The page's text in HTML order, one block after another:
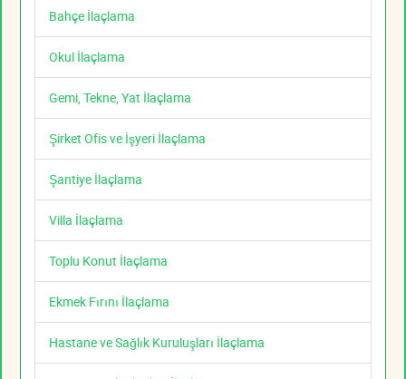
Bahçe İlaçlama
Okul İlaçlama
Gemi, Tekne, Yat İlaçlama
Şirket Ofis ve İşyeri İlaçlama
Şantiye İlaçlama
Villa İlaçlama
Toplu Konut İlaçlama
Ekmek Fırını İlaçlama
Hastane ve Sağlık Kuruluşları İlaçlama